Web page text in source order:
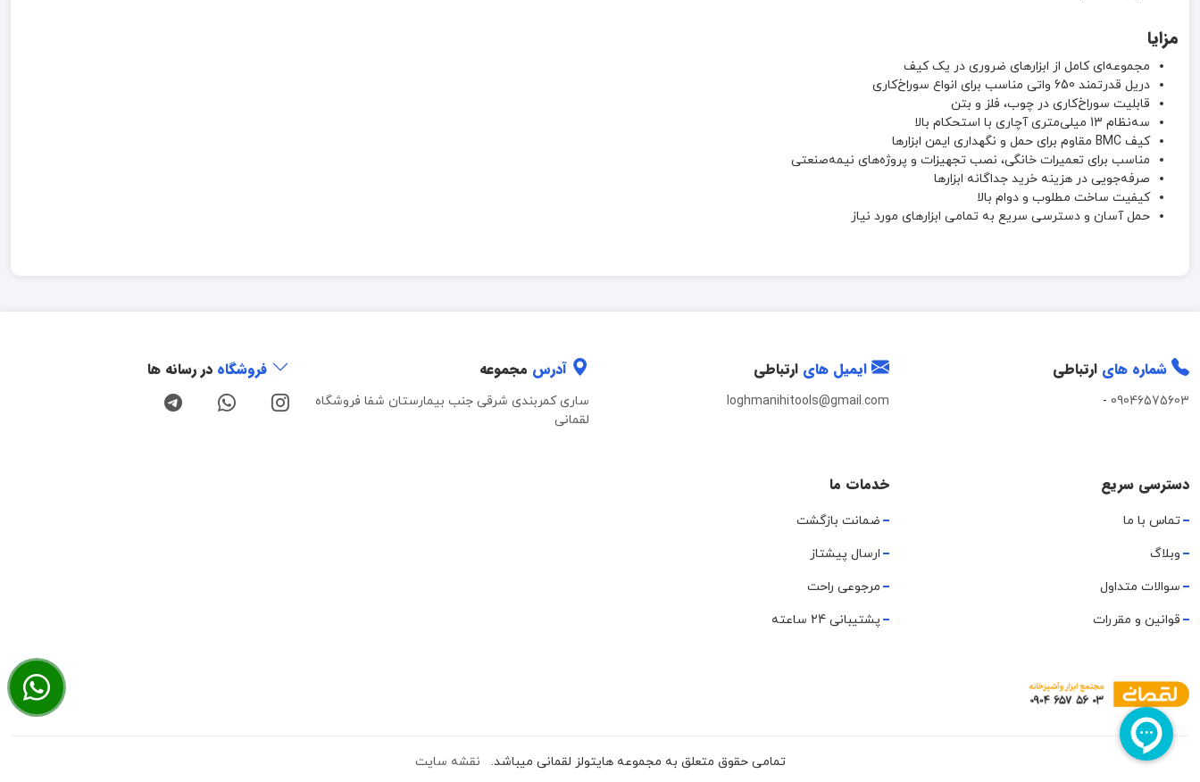
مزایا
مجموعه‌ای کامل از ابزارهای ضروری در یک کیف
دریل قدرتمند 650 واتی مناسب برای انواع سوراخ‌کاری
قابلیت سوراخ‌کاری در چوب، فلز و بتن
سه‌نظام 13 میلی‌متری آچاری با استحکام بالا
کیف BMC مقاوم برای حمل و نگهداری ایمن ابزارها
مناسب برای تعمیرات خانگی، نصب تجهیزات و پروژه‌های نیمه‌صنعتی
صرفه‌جویی در هزینه خرید جداگانه ابزارها
کیفیت ساخت مطلوب و دوام بالا
حمل آسان و دسترسی سریع به تمامی ابزارهای مورد نیاز
شماره های ارتباطی
09046575603
-
ایمیل های ارتباطی
loghmanihitools@gmail.com
آدرس مجموعه
ساری کمربندی شرقی جنب بیمارستان شفا فروشگاه
لقمانی
فروشگاه در رسانه ها
دسترسی سریع
تماس با ما
وبلاگ
سوالات متداول
قوانین و مقررات
خدمات ما
ضمانت بازگشت
ارسال پیشتاز
مرجوعی راحت
پشتیبانی 24 ساعته
تمامی حقوق متعلق به مجموعه هایتولز لقمانی میباشد. نقشه سایت